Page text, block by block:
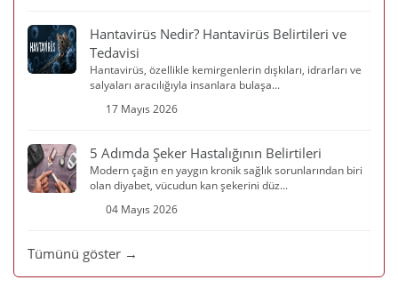
Hantavirüs Nedir? Hantavirüs Belirtileri ve
Tedavisi
Hantavirüs, özellikle kemirgenlerin dışkıları, idrarları ve
salyaları aracılığıyla insanlara bulaşa...
17 Mayıs 2026
5 Adımda Şeker Hastalığının Belirtileri
Modern çağın en yaygın kronik sağlık sorunlarından biri
olan diyabet, vücudun kan şekerini düz...
04 Mayıs 2026
Tümünü göster →